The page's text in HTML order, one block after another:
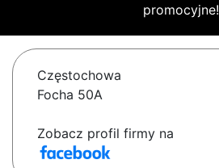
promocyjne!
Częstochowa
Focha 50A
Zobacz profil firmy na